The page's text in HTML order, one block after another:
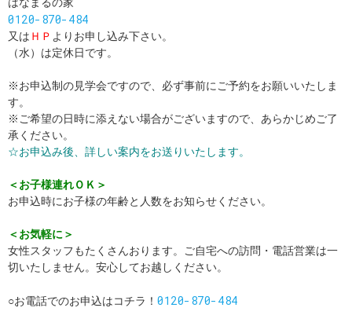
0120-870-484
又は ＨＰ よりお申し込み下さい。
（水）は定休日です。
※お申込制の見学会ですので、必ず事前にご予約をお願いいたしま
す。
※ご希望の日時に添えない場合がございますので、あらかじめご了
承ください。
☆お申込み後、詳しい案内をお送りいたします。
＜お子様連れＯＫ＞
お申込時にお子様の年齢と人数をお知らせください。
＜お気軽に＞
女性スタッフもたくさんおります。ご自宅への訪問・電話営業は一
切いたしません。安心してお越しください。
○お電話でのお申込はコチラ！ 0120-870-484